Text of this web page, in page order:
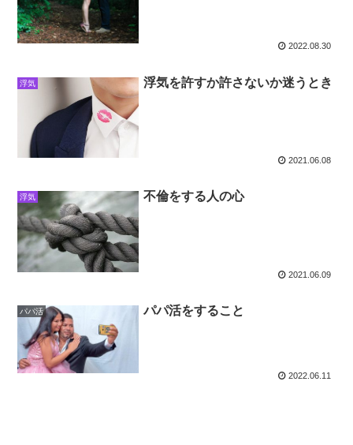
2022.08.30
浮気 浮気を許すか許さないか迷うとき
2021.06.08
浮気 不倫をする人の心
2021.06.09
パパ活 パパ活をすること
2022.06.11